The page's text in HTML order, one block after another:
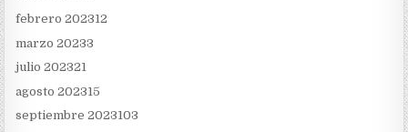
febrero 202312
marzo 20233
julio 202321
agosto 202315
septiembre 2023103